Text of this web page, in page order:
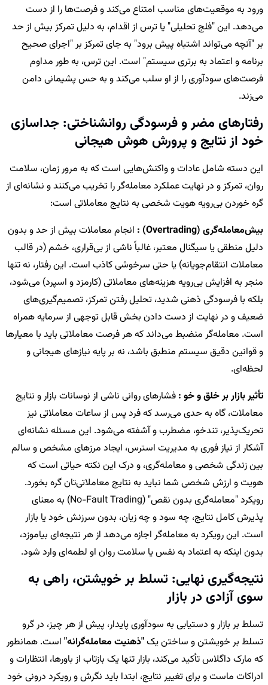
ورود به موقعیت‌های مناسب امتناع می‌کند و فرصت‌ها را از دست
می‌دهد. این "فلج تحلیلی" یا ترس از اقدام، به دلیل تمرکز بیش از حد
بر "آنچه می‌تواند اشتباه پیش برود" به جای تمرکز بر "اجرای صحیح
برنامه و اعتماد به برتری سیستم" است. این ترس، به طور مداوم
فرصت‌های سودآوری را از او سلب می‌کند و به حس پشیمانی دامن
می‌زند.
رفتارهای مضر و فرسودگی روانشناختی: جداسازی
خود از نتایج و پرورش هوش هیجانی
این دسته شامل عادات و واکنش‌هایی است که به مرور زمان، سلامت
روان، تمرکز و در نهایت عملکرد معامله‌گر را تخریب می‌کنند و نشانه‌ای از
گره خوردن بی‌رویه هویت شخصی به نتایج معاملاتی است:
بیش‌معامله‌گری (Overtrading) :
انجام معاملات بیش از حد و بدون
دلیل منطقی یا سیگنال معتبر، غالباً ناشی از بی‌قراری، خشم (در قالب
معاملات انتقام‌جویانه) یا حتی سرخوشی کاذب است. این رفتار، نه تنها
منجر به افزایش بی‌رویه هزینه‌های معاملاتی (کارمزد و اسپرد) می‌شود،
بلکه با فرسودگی ذهنی شدید، تحلیل رفتن تمرکز، تصمیم‌گیری‌های
ضعیف و در نهایت از دست دادن بخش قابل توجهی از سرمایه همراه
است. معامله‌گر منضبط می‌داند که هر فرصت معاملاتی باید با معیارها
و قوانین دقیق سیستم منطبق باشد، نه بر پایه نیازهای هیجانی و
لحظه‌ای.
تأثیر بازار بر خلق و خو : فشارهای روانی ناشی از نوسانات بازار و نتایج
معاملات، گاه به حدی می‌رسد که فرد پس از ساعات معاملاتی نیز
تحریک‌پذیر، تندخو، مضطرب و آشفته می‌شود. این مسئله نشانه‌ای
آشکار از نیاز فوری به مدیریت استرس، ایجاد مرزهای مشخص و سالم
بین زندگی شخصی و معامله‌گری، و درک این نکته حیاتی است که
هویت و ارزش شخصی شما نباید به نتایج معاملاتی‌تان گره بخورد.
رویکرد "معامله‌گری بدون نقص" (No-Fault Trading) به معنای
پذیرش کامل نتایج، چه سود و چه زیان، بدون سرزنش خود یا بازار
است. این رویکرد به معامله‌گر اجازه می‌دهد از هر نتیجه‌ای بیاموزد،
بدون اینکه به اعتماد به نفس یا سلامت روان او لطمه‌ای وارد شود.
نتیجه‌گیری نهایی: تسلط بر خویشتن، راهی به
سوی آزادی در بازار
تسلط بر بازار و دستیابی به سودآوری پایدار، پیش از هر چیز، در گرو
تسلط بر خویشتن و ساختن یک"ذهنیت معامله‌گرانه" است. همانطور
که مارک داگلاس تأکید می‌کند، بازار تنها یک بازتاب از باورها، انتظارات و
ادراکات ماست و برای تغییر نتایج، ابتدا باید نگرش و رویکرد درونی خود